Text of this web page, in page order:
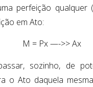
perfeição qualquer
em Ato:
M = Px —->> Ax
sozinho, de
o Ato daquela